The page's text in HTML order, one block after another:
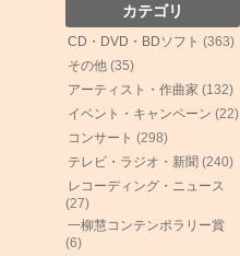
カテゴリ
CD・DVD・BDソフト (363)
その他 (35)
アーティスト・作曲家 (132)
イベント・キャンペーン (22)
コンサート (298)
テレビ・ラジオ・新聞 (240)
レコーディング・ニュース
(27)
一柳慧コンテンポラリー賞
(6)